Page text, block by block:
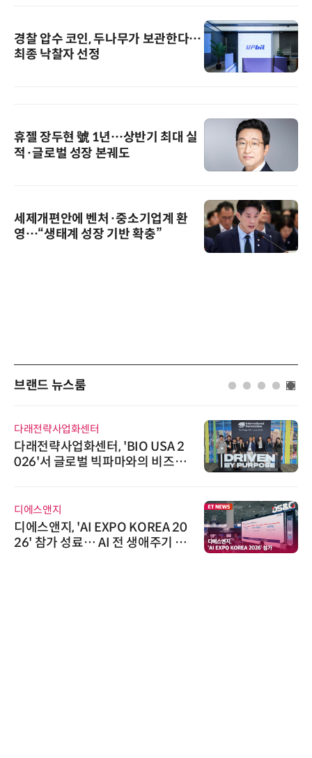
경찰 압수 코인, 두나무가 보관한다…
최종 낙찰자 선정
휴젤 장두현 號 1년…상반기 최대 실
적·글로벌 성장 본궤도
세제개편안에 벤처·중소기업계 환
영…“생태계 성장 기반 확충”
브랜드 뉴스룸
센터, 'BIO USA 2
파마와의 비즈니
EXPO KOREA 20
전 생애주기 아
비쉐이
비쉐이, 모든 주
원하는
신기 출시
AIPD
“특허분석도 AI
'AX' 시대 본격화
AI IP데이터분석